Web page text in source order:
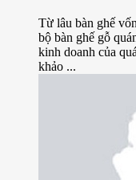
Từ lâu bàn ghế
bộ bàn ghế gỗ
kinh doanh của
khảo ...